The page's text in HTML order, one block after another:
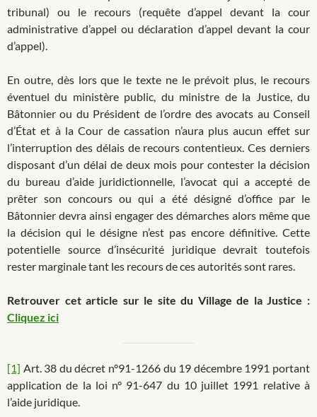
tribunal) ou le recours (requête d’appel devant la cour
administrative d’appel ou déclaration d’appel devant la cour
d’appel).
En outre, dès lors que le texte ne le prévoit plus, le recours
éventuel du ministère public, du ministre de la Justice, du
Bâtonnier ou du Président de l’ordre des avocats au Conseil
d’État et à la Cour de cassation n’aura plus aucun effet sur
l’interruption des délais de recours contentieux. Ces derniers
disposant d’un délai de deux mois pour contester la décision
du bureau d’aide juridictionnelle, l’avocat qui a accepté de
prêter son concours ou qui a été désigné d’office par le
Bâtonnier devra ainsi engager des démarches alors même que
la décision qui le désigne n’est pas encore définitive. Cette
potentielle source d’insécurité juridique devrait toutefois
rester marginale tant les recours de ces autorités sont rares.
Retrouver cet article sur le site du Village de la Justice :
Cliquez ici
[1] Art. 38 du décret n°91-1266 du 19 décembre 1991 portant
application de la loi n° 91-647 du 10 juillet 1991 relative à
l’aide juridique.